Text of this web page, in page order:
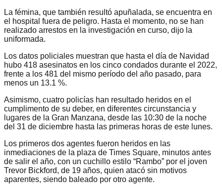
La fémina, que también resultó apuñalada, se encuentra en
el hospital fuera de peligro. Hasta el momento, no se han
realizado arrestos en la investigación en curso, dijo la
uniformada.
Los datos policiales muestran que hasta el día de Navidad
hubo 418 asesinatos en los cinco condados durante el 2022,
frente a los 481 del mismo período del año pasado, para
menos un 13.1 %.
Asimismo, cuatro policías han resultado heridos en el
cumplimento de su deber, en diferentes circunstancia y
lugares de la Gran Manzana, desde las 10:30 de la noche
del 31 de diciembre hasta las primeras horas de este lunes.
Los primeros dos agentes fueron heridos en las
inmediaciones de la plaza de Times Square, minutos antes
de salir el año, con un cuchillo estilo “Rambo” por el joven
Trevor Bickford, de 19 años, quien atacó sin motivos
aparentes, siendo baleado por otro agente.